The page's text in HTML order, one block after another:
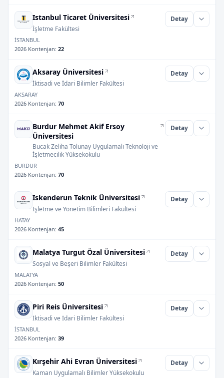
Istanbul Ticaret Üniversitesi
İşletme Fakültesi
Detay
İSTANBUL
2026 Kontenjan: 22
Aksaray Üniversitesi
İktisadi ve İdari Bilimler Fakültesi
Detay
AKSARAY
2026 Kontenjan: 70
Burdur Mehmet Akif Ersoy
Üniversitesi
Bucak Zeliha Tolunay Uygulamalı Teknoloji ve
İşletmecilik Yüksekokulu
Detay
BURDUR
2026 Kontenjan: 70
Iskenderun Teknik Üniversitesi
İşletme ve Yönetim Bilimleri Fakültesi
Detay
HATAY
2026 Kontenjan: 45
Malatya Turgut Özal Üniversitesi
Sosyal ve Beşeri Bilimler Fakültesi
Detay
MALATYA
2026 Kontenjan: 50
Piri Reis Üniversitesi
İktisadi ve İdari Bilimler Fakültesi
Detay
İSTANBUL
2026 Kontenjan: 39
Kırşehir Ahi Evran Üniversitesi
Kaman Uygulamalı Bilimler Yüksekokulu
Detay